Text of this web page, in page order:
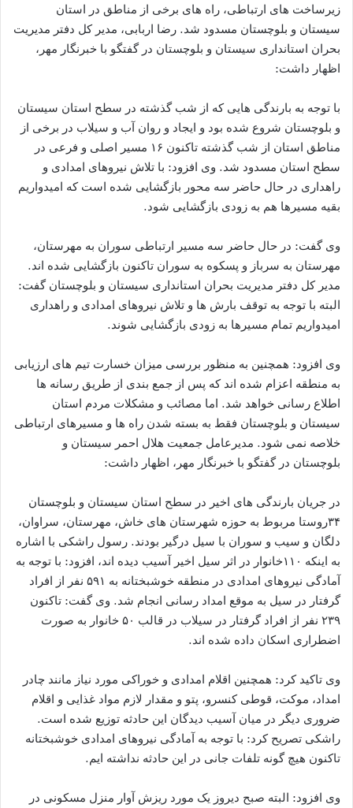
زیرساخت های ارتباطی، راه های برخی از مناطق در استان
سیستان و بلوچستان مسدود شد. رضا اربابی، مدیر کل دفتر مدیریت
بحران استانداری سیستان و بلوچستان در گفتگو با خبرنگار مهر،
اظهار داشت:
با توجه به بارندگی هایی که از شب گذشته در سطح استان سیستان
و بلوچستان شروع شده بود و ایجاد و روان آب و سیلاب در برخی از
مناطق استان از شب گذشته تاکنون ۱۶ مسیر اصلی و فرعی در
سطح استان مسدود شد. وی افزود: با تلاش نیروهای امدادی و
راهداری در حال حاضر سه محور بازگشایی شده است که امیدواریم
بقیه مسیرها هم به زودی بازگشایی شود.
وی گفت: در حال حاضر سه مسیر ارتباطی سوران به مهرستان،
مهرستان به سرباز و پسکوه به سوران تاکنون بازگشایی شده اند.
مدیر کل دفتر مدیریت بحران استانداری سیستان و بلوچستان گفت:
البته با توجه به توقف بارش ها و تلاش نیروهای امدادی و راهداری
امیدواریم تمام مسیرها به زودی بازگشایی شوند.
وی افزود: همچنین به منظور بررسی میزان خسارت تیم های ارزیابی
به منطقه اعزام شده اند که پس از جمع بندی از طریق رسانه ها
اطلاع رسانی خواهد شد. اما مصائب و مشکلات مردم استان
سیستان و بلوچستان فقط به بسته شدن راه ها و مسیرهای ارتباطی
خلاصه نمی شود. مدیرعامل جمعیت هلال احمر سیستان و
بلوچستان در گفتگو با خبرنگار مهر، اظهار داشت:
در جریان بارندگی های اخیر در سطح استان سیستان و بلوچستان
۳۴روستا مربوط به حوزه شهرستان های خاش، مهرستان، سراوان،
دلگان و سیب و سوران با سیل درگیر بودند. رسول راشکی با اشاره
به اینکه ۱۱۰خانوار در اثر سیل اخیر آسیب دیده اند، افزود: با توجه به
آمادگی نیروهای امدادی در منطقه خوشبختانه به ۵۹۱ نفر از افراد
گرفتار در سیل به موقع امداد رسانی انجام شد. وی گفت: تاکنون
۲۳۹ نفر از افراد گرفتار در سیلاب در قالب ۵۰ خانوار به صورت
اضطراری اسکان داده شده اند.
وی تاکید کرد: همچنین اقلام امدادی و خوراکی مورد نیاز مانند چادر
امداد، موکت، قوطی کنسرو، پتو و مقدار لازم مواد غذایی و اقلام
ضروری دیگر در میان آسیب دیدگان این حادثه توزیع شده است.
راشکی تصریح کرد: با توجه به آمادگی نیروهای امدادی خوشبختانه
تاکنون هیچ گونه تلفات جانی در این حادثه نداشته ایم.
وی افزود: البته صبح دیروز یک مورد ریزش آوار منزل مسکونی در